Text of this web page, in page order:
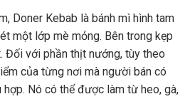
Doner Kebab là bánh mì hình tam
một lớp mè mỏng. Bên trong kẹp
Đối với phần thịt nướng, tùy theo
của từng nơi mà người bán có
Nó có thể được làm từ heo, gà,